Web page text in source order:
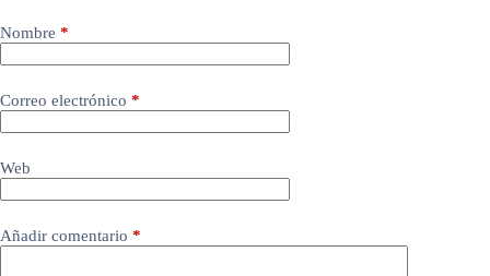
Nombre *
Correo electrónico *
Web
Añadir comentario *